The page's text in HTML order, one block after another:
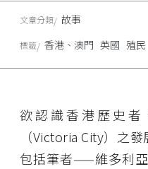
欲認識香港歷史
（Victoria City）之
包括筆者——維多利
文章分類 故事
標籤 香港、澳門 英國 殖民